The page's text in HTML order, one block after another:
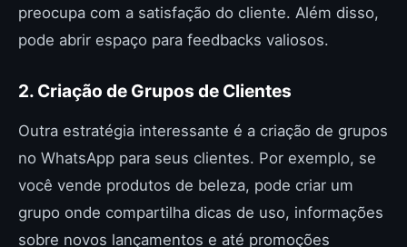
preocupa com a satisfação do cliente. Além disso,
pode abrir espaço para feedbacks valiosos.
2. Criação de Grupos de Clientes
Outra estratégia interessante é a criação de grupos
no WhatsApp para seus clientes. Por exemplo, se
você vende produtos de beleza, pode criar um
grupo onde compartilha dicas de uso, informações
sobre novos lançamentos e até promoções